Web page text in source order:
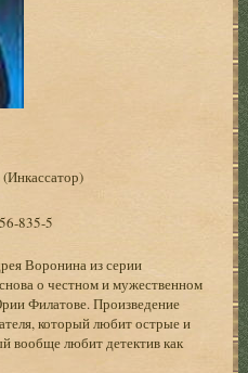
835-5
Воронина из серии
о честном и мужественном
Филатове. Произведение
который любит острые и
вообще любит детектив как